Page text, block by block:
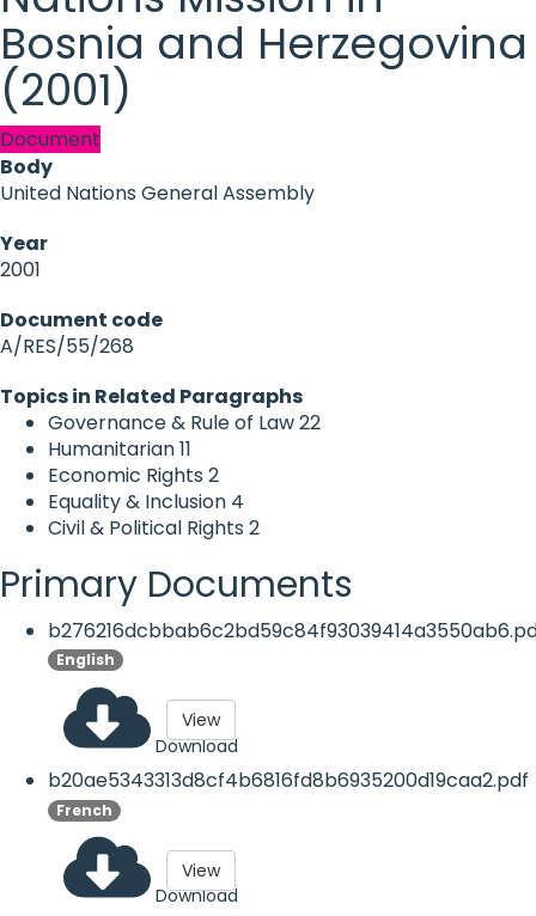
Bosnia and Herzegovina
(2001)
Document
Body
United Nations General Assembly
Year
2001
Document code
A/RES/55/268
Topics in Related Paragraphs
Governance & Rule of Law22
Humanitarian11
Economic Rights 2
Equality & Inclusion 4
Civil & Political Rights 2
Primary Documents
English
Download
View
b20ae5343313d8cf4b6816fd8b6935200d19caa2.pdf
French
Download
View